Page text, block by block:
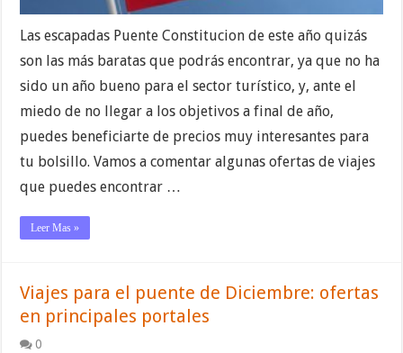
Las escapadas Puente Constitucion de este año quizás
son las más baratas que podrás encontrar, ya que no ha
sido un año bueno para el sector turístico, y, ante el
miedo de no llegar a los objetivos a final de año,
puedes beneficiarte de precios muy interesantes para
tu bolsillo. Vamos a comentar algunas ofertas de viajes
que puedes encontrar …
Leer Mas »
Viajes para el puente de Diciembre: ofertas
en principales portales
0